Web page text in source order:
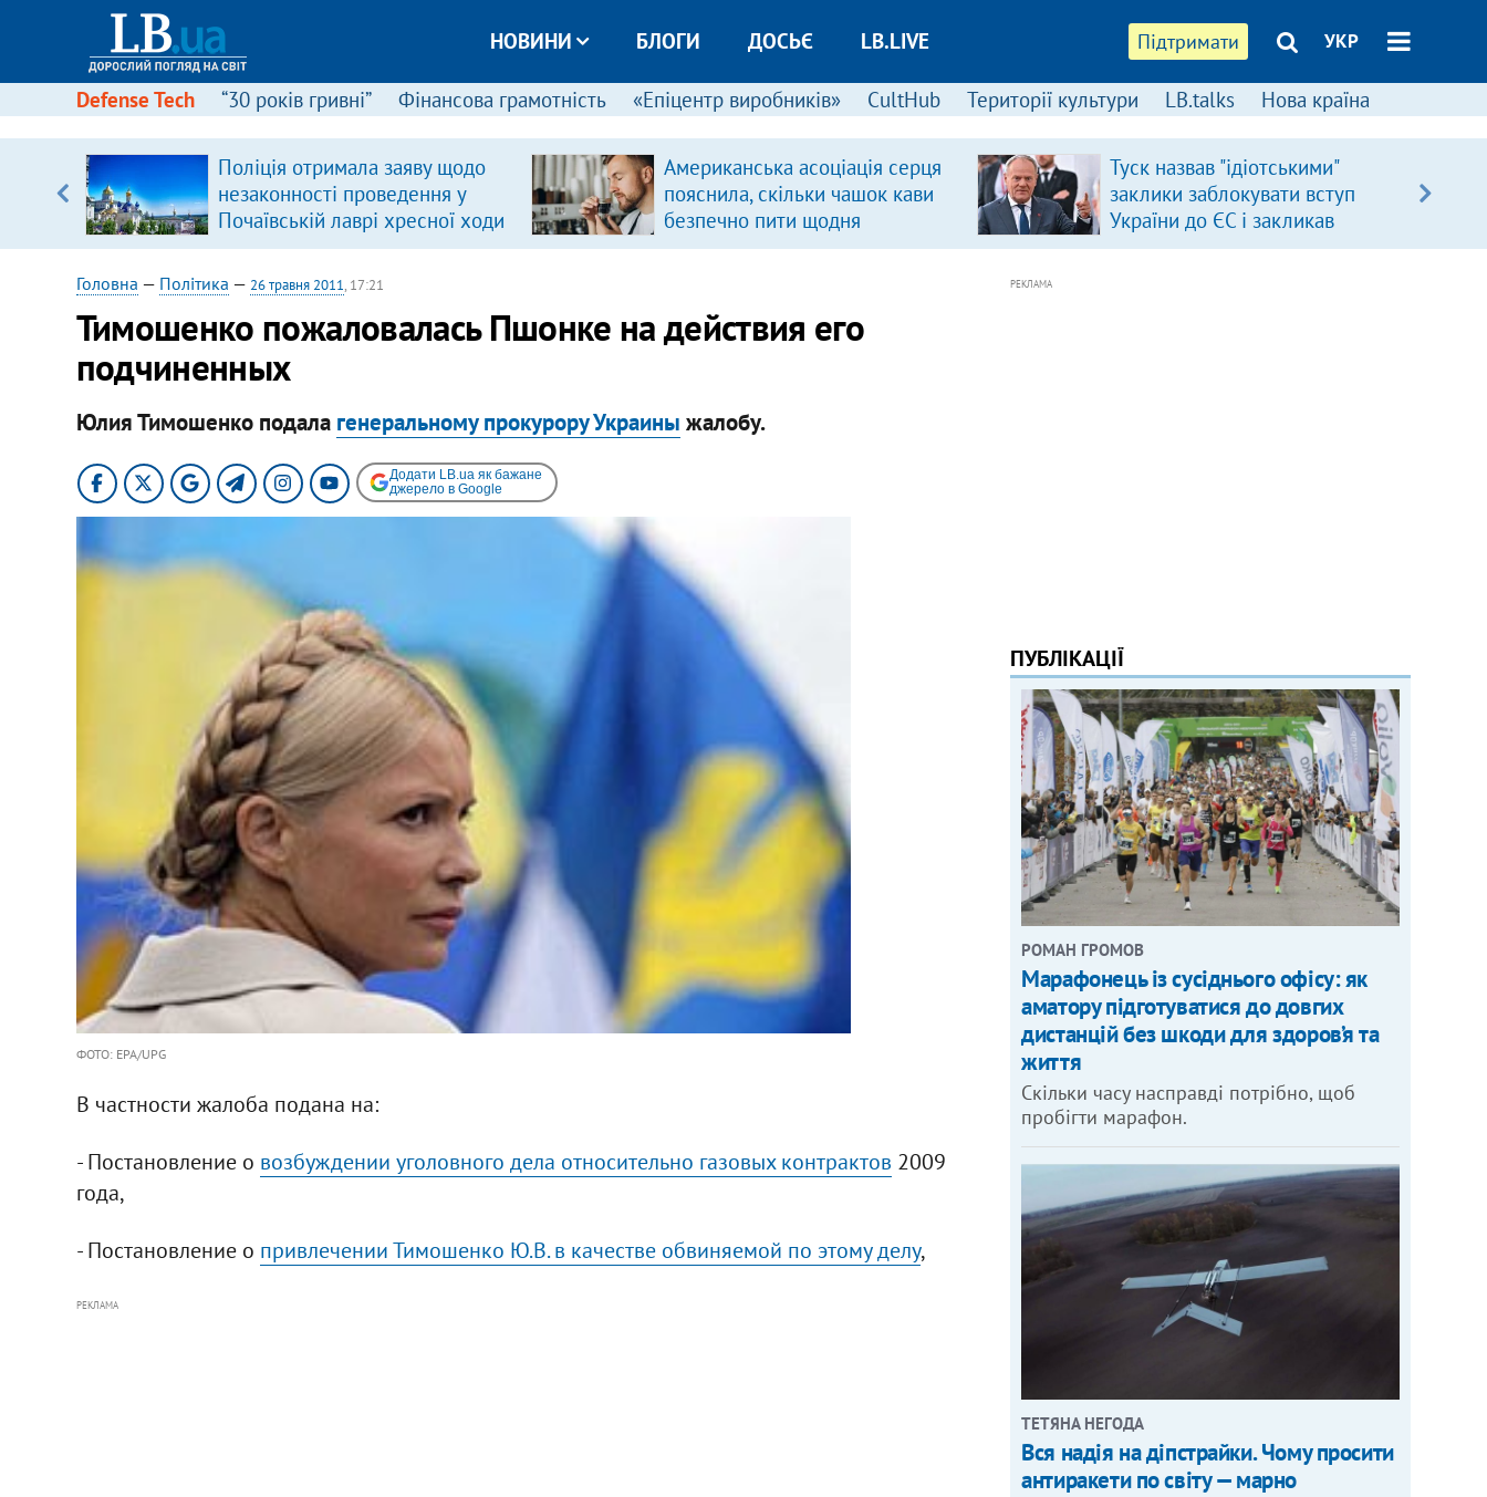
Підтримати УКР
НОВИНИ БЛОГИ ДОСЬЄ LB.LIVE
Defense Tech “30 років гривні” Фінансова грамотність «Епіцентр виробників» CultHub Території культури LB.talks Нова країна
Поліція отримала заяву щодо
незаконності проведення у
Почаївській лаврі хресної ходи
Американська асоціація серця
пояснила, скільки чашок кави
безпечно пити щодня
Туск назвав "ідіотськими"
заклики заблокувати вступ
України до ЄС і закликав
припинити антиукраїнську
Головна — Політика — 26 травня 2011, 17:21
​Тимошенко пожаловалась Пшонке на действия его
подчиненных
Юлия Тимошенко подала генеральному прокурору Украины жалобу.
Додати LB.ua як бажане
джерело в Google
ФОТО: EPA/UPG
В частности жалоба подана на:
- Постановление о возбуждении уголовного дела относительно газовых контрактов 2009
года,
- Постановление о привлечении Тимошенко Ю.В. в качестве обвиняемой по этому делу,
РЕКЛАМА
РЕКЛАМА
ПУБЛІКАЦІЇ
РОМАН ГРОМОВ
Марафонець із сусіднього офісу: як
аматору підготуватися до довгих
дистанцій без шкоди для здоров’я та
життя
Скільки часу насправді потрібно, щоб
пробігти марафон.
ТЕТЯНА НЕГОДА
Вся надія на діпстрайки. Чому просити
антиракети по світу — марно